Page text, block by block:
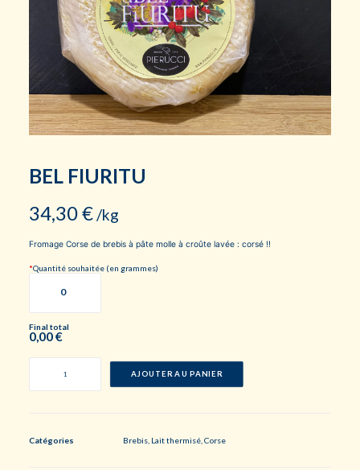
BEL FIURITU
34,30€/kg
Fromage Corse de brebis à pâte molle à croûte lavée : corsé !!
*Quantité souhaitée (en grammes)
Final total
0,00€
AJOUTER AU PANIER
Catégories Brebis Lait thermisé Corse